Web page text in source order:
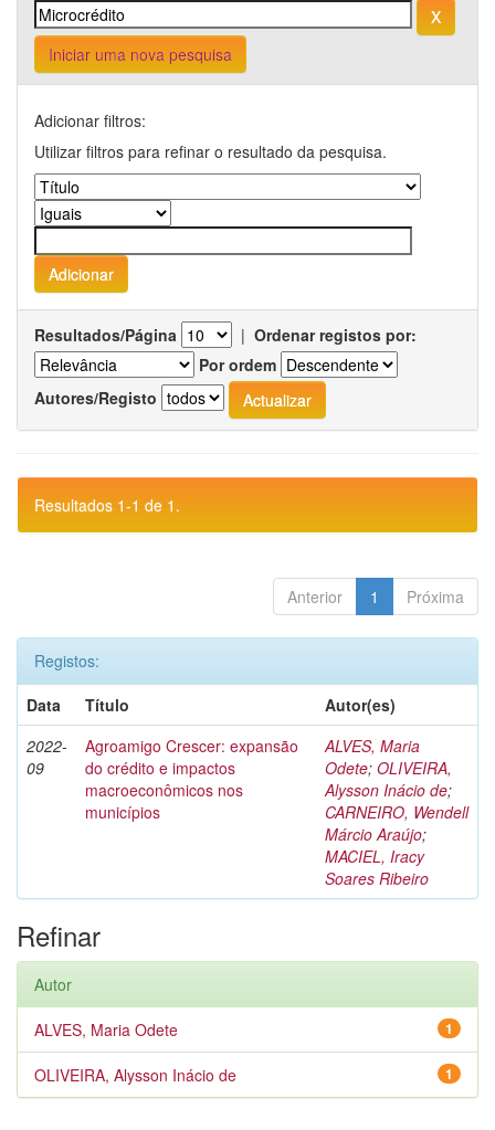
Iniciar uma nova pesquisa
Adicionar filtros:
Utilizar filtros para refinar o resultado da pesquisa.
Resultados/Página | Ordenar registos por:
Por ordem
Autores/Registo
Resultados 1-1 de 1.
Anterior 1 Próxima
Registos:
Data
Título
Autor(es)
2022-
09
Agroamigo Crescer: expansão
do crédito e impactos
macroeconômicos nos
municípios
ALVES, Maria
Odete; OLIVEIRA,
Alysson Inácio de;
CARNEIRO, Wendell
Márcio Araújo;
MACIEL, Iracy
Soares Ribeiro
Refinar
Autor
1
ALVES, Maria Odete
1
OLIVEIRA, Alysson Inácio de